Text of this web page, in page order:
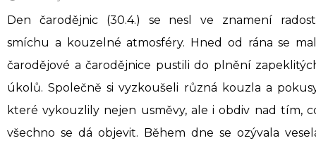
Den čarodějnic (30.4.) se nesl ve znamení
smíchu a kouzelné atmosféry. Hned od rána se
čarodějové a čarodějnice pustili do plnění
úkolů. Společně si vyzkoušeli různá kouzla a
které vykouzlily nejen usměvy, ale i obdiv nad tím,
všechno se dá objevit. Během dne se ozývala